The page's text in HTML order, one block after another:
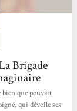
Brigade
bien que pouvait
qui dévoile ses